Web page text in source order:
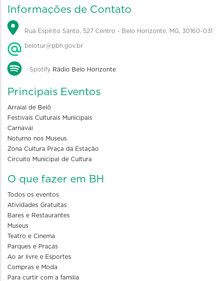
Informações de Contato
Rua Espírito Santo, 527 Centro - Belo Horizonte, MG, 30160-031
belotur@pbh.gov.br
Spotify Rádio Belo Horizonte
Principais Eventos
Arraial de Belô
Festivais Culturais Municipais
Carnaval
Noturno nos Museus
Zona Cultura Praça da Estação
Circuito Municipal de Cultura
O que fazer em BH
Todos os eventos
Atividades Gratuitas
Bares e Restaurantes
Museus
Teatro e Cinema
Parques e Praças
Ao ar livre e Esportes
Compras e Moda
Para curtir com a familia